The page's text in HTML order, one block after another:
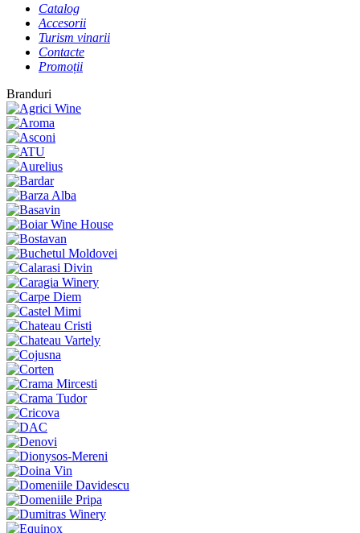
Catalog
Accesorii
Turism vinarii
Contacte
Promoții
Branduri